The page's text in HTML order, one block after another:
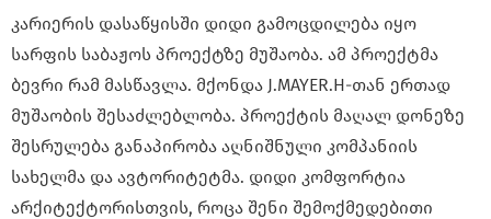
კარიერის დასაწყისში დიდი გამოცდილება იყო
სარფის საბაჟოს პროექტზე მუშაობა. ამ პროექტმა
ბევრი რამ მასწავლა. მქონდა J.MAYER.H-თან ერთად
მუშაობის შესაძლებლობა. პროექტის მაღალ დონეზე
შესრულება განაპირობა აღნიშნული კომპანიის
სახელმა და ავტორიტეტმა. დიდი კომფორტია
არქიტექტორისთვის, როცა შენი შემოქმედებითი